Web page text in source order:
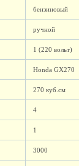
бензиновый
ручной
1 (220 вольт)
Honda GX270
270 куб.см
4
1
3000